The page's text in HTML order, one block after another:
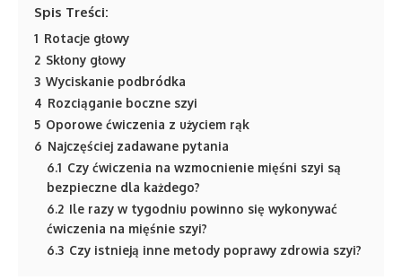
Spis Treści:
1 Rotacje głowy
2 Skłony głowy
3 Wyciskanie podbródka
4 Rozciąganie boczne szyi
5 Oporowe ćwiczenia z użyciem rąk
6 Najczęściej zadawane pytania
6.1 Czy ćwiczenia na wzmocnienie mięśni szyi są
bezpieczne dla każdego?
6.2 Ile razy w tygodniu powinno się wykonywać
ćwiczenia na mięśnie szyi?
6.3 Czy istnieją inne metody poprawy zdrowia szyi?